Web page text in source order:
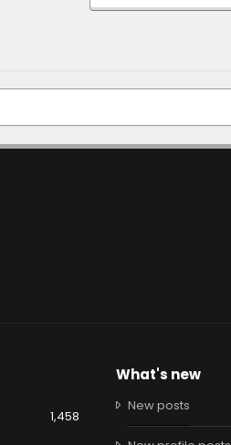
1,458
What's new
New posts